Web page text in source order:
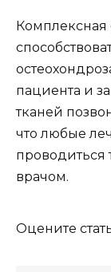
пациента и
тканей
что любые
проводиться
врачом.
Оцените